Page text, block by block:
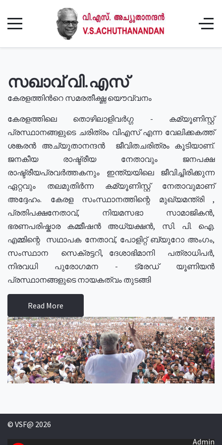
സഖാവ് വി.എസ്
കേരളത്തിൻറെ സമരതീക്ഷ്ണ യൌവ്വനം
കേരളത്തിലെ തൊഴിലാളിവർഗ്ഗ - കമ്യൂണിസ്റ്റ്
പ്രസ്ഥാനങ്ങളുടെ ചരിത്രം വിഎസ് എന്ന വേലിക്കകത്ത്
ശങ്കരൻ അച്യുതാനന്ദൻ ജീവിതചരിത്രം കൂടിയാണ്.
ജനകീയ രാഷ്ട്രീയ നേതാവും ജനപക്ഷ
രാഷ്ട്രീയപ്രവർത്തകനും ഇന്ത്യയിലെ ജീവിച്ചിരിക്കുന്ന
ഏറ്റവും തലമുതിർന്ന കമ്യൂണിസ്റ്റ് നേതാവുമാണ്
അദ്ദേഹം. കേരള സംസ്ഥാനത്തിന്റെ മുഖ്യമന്ത്രി ,
പ്രതിപക്ഷനേതാവ്, നിയമസഭാ സാമാജികൻ,
ഭരണപരിഷ്കാര കമ്മീഷൻ അധ്യക്ഷൻ, സി. പി. ഐ.
എമ്മിന്റെ സഥാപക നേതാവ്, പോളിറ്റ് ബ്യുറോ അംഗം,
സംസ്ഥാന സെക്രട്ടറി, ദേശാഭിമാനി പത്രാധിപർ,
നിരവധി പുരോഗമന - ട്രേഡ് യൂണിയൻ
പ്രസ്ഥാനങ്ങളുടെ നായകത്വം തുടങ്ങി
Read More
© VSF@ 2026
Admin